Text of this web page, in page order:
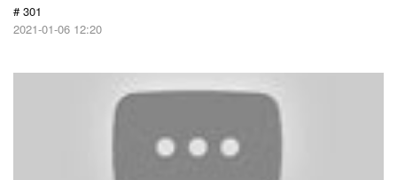
# 301
2021-01-06 12:20